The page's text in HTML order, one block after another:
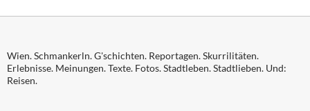
Wien. Schmankerln. G'schichten. Reportagen. Skurrilitäten.
Erlebnisse. Meinungen. Texte. Fotos. Stadtleben. Stadtlieben. Und:
Reisen.